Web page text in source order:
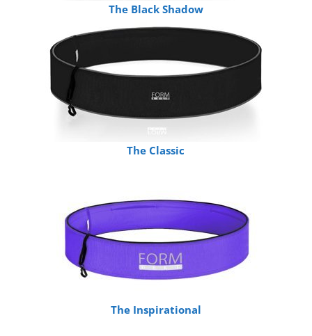
The Black Shadow
The Classic
The Inspirational